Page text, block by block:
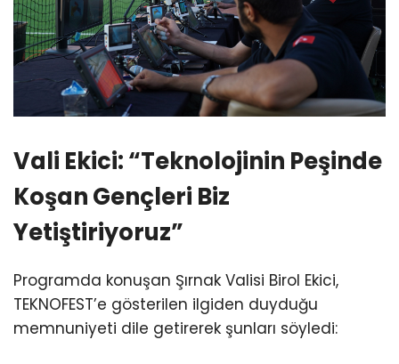
Vali Ekici: “Teknolojinin Peşinde
Koşan Gençleri Biz
Yetiştiriyoruz”
Programda konuşan Şırnak Valisi Birol Ekici,
TEKNOFEST’e gösterilen ilgiden duyduğu
memnuniyeti dile getirerek şunları söyledi: